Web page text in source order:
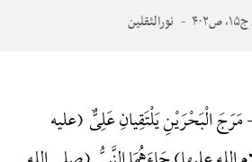
نورالثقلین
مَرَجَ الْبَحْرَیْنِ یَلْتَقِیانِ عَلِیٌّ (علیه